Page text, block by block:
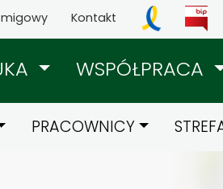
migowy Kontakt
WSPÓŁPRACA
PRACOWNICY